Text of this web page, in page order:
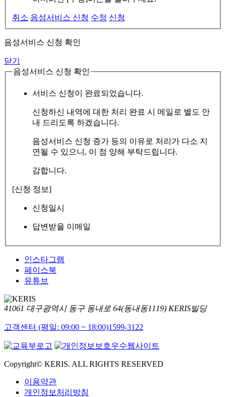
취소 음성서비스 신청 수정 신청
음성서비스 신청 확인
닫기
음성서비스 신청 확인
서비스 신청이 완료되었습니다.
신청하신 내역에 대한 처리 완료 시 메일로 별도 안
내 드리도록 하겠습니다.
음성서비스 신청 증가 등의 이유로 처리가 다소 지
연될 수 있으니, 이 점 양해 부탁드립니다.
감합니다.
[신청 정보]
신청일시
답변받을 이메일
인스타그램
페이스북
유튜브
41061 대구광역시 동구 동내로 64(동내동1119) KERIS빌딩
고객센터 (평일: 09:00 ~ 18:00)1599-3122
Copyright© KERIS. ALL RIGHTS RESERVED
이용약관
개인정보처리방침